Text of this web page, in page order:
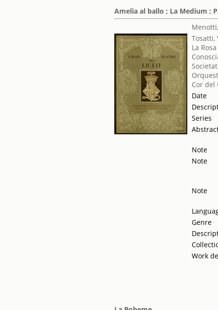
Amelia al ballo ; La Medium ;
Tosatti,
La
Cor del
Date
Series
Note
Note
Note
Genre
Work